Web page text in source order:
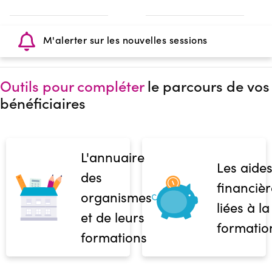
M'alerter sur les nouvelles sessions
Outils pour compléterle parcours de vos
bénéficiaires
L'annuaire
des
organismes
et de leurs
formations
Les aides
liées à la